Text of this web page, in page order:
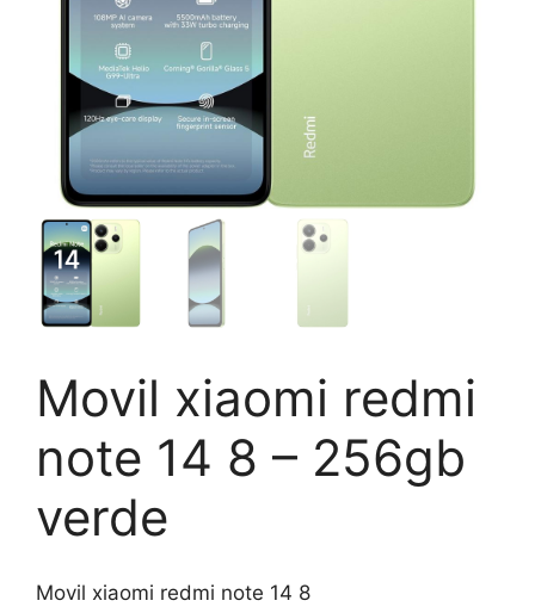
Movil xiaomi redmi
note 14 8 – 256gb
verde
Movil xiaomi redmi note 14 8